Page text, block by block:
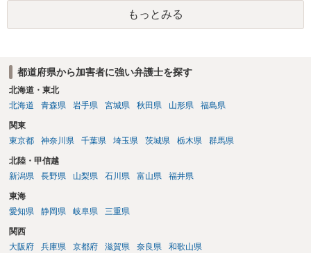
相談を受けられたうえで対処方法を探された方がよいと思われます。
一般論でいえば、任意取り調べの場合、ＩＣレコーダーを持参して取
り調べ内容を録音することは必須だと考えます。
もっとみる
都道府県から加害者に強い弁護士を探す
北海道・東北
北海道
青森県 岩手県 宮城県 秋田県 山形県 福島県
関東
東京都
神奈川県 千葉県 埼玉県 茨城県 栃木県 群馬県
北陸・甲信越
新潟県
長野県 山梨県 石川県 富山県 福井県
東海
愛知県
静岡県 岐阜県 三重県
関西
大阪府
兵庫県 京都府 滋賀県 奈良県 和歌山県